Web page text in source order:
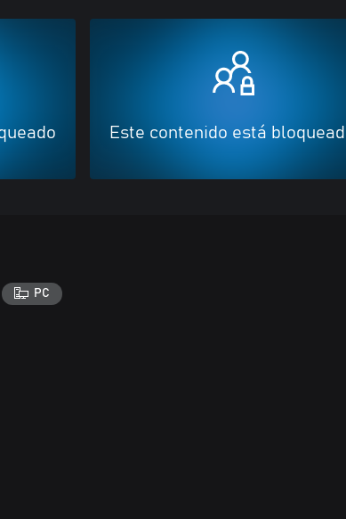
Este contenido está
PC